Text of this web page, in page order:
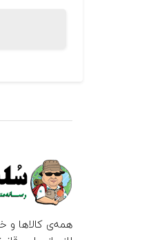
همه‌ی کالاها و